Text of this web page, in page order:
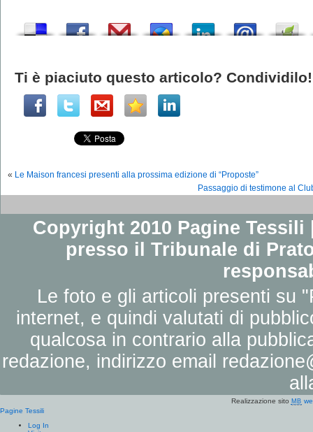
Ti è piaciuto questo articolo? Condividilo!
« Le Maison francesi presenti alla prossima edizione di “Proposte”
Passaggio di testimone al
Copyright 2010 Pagine
presso il Tribunale di
Le foto e gli articoli presenti su
internet, e quindi valutati di
qualcosa in contrario alla
redazione, indirizzo email
Realizzazione sito MB
Pagine Tessili
Log In